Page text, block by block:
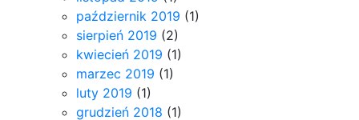
październik 2019 (1)
sierpień 2019 (2)
kwiecień 2019 (1)
marzec 2019 (1)
luty 2019 (1)
grudzień 2018 (1)